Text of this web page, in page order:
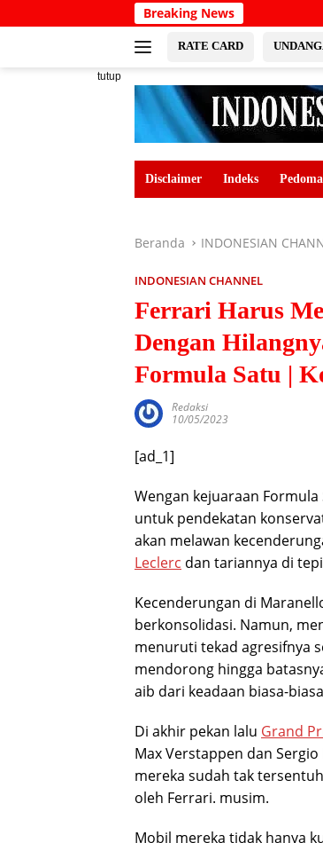
ke
Breaking News
RATE CARD
tutup
Disclaimer Indeks
Beranda INDONESIAN
INDONESIAN CHANNEL
Ferrari Harus
Dengan
Formula Satu |
Redaksi
10/05/2023
[ad_1]
Wengan kejuaraan
untuk pendekatan
akan melawan
Leclerc dan tariannya di
Kecenderungan di
berkonsolidasi. Namun,
menuruti tekad agresifnya
mendorong hingga
aib dari keadaan biasa-
Di akhir pekan lalu Grand
Max Verstappen dan
mereka sudah tak
oleh Ferrari. musim.
Mobil mereka tidak hanya